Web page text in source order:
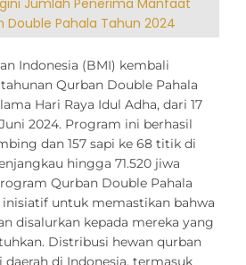
Double Pahala Tahun 2024